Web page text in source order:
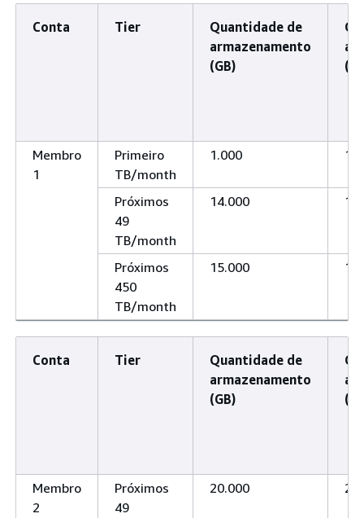
Conta Tier
Quantidade de
armazenamento
(GB)
Membro
1
Primeiro
TB/month
1.000 1
Próximos
49
TB/month
14.000 14
Próximos
450
TB/month
15.000 15
Conta Tier
Quantidade de
armazenamento
(GB)
Membro
2
Próximos
49
20.000 20